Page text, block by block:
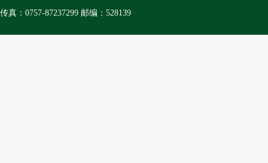
传真：0757-87237299 邮编：528139